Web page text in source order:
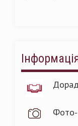
Фото-